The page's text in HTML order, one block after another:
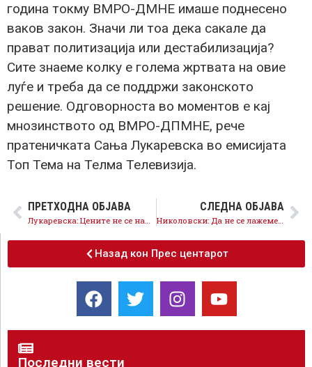
година токму ВМРО-ДМНЕ имаше поднесено
ваков закон. Значи ли тоа дека сакале да
прават политизација или дестабилизација?
Сите знаеме колку е голема жртвата на овие
луѓе и треба да се поддржи законското
решение. Одговорноста во моментов е кај
мнозинството од ВМРО-ДПМНЕ, рече
пратеничката Сања Лукаревска во емисијата
Топ Тема на Телма Телевизија.
ПРЕТХОДНА ОБЈАВА
Лукаревска: Цените не се намалија, Владата да го гледа интересот на граѓаните
СЛЕДНА ОБЈАВА
Николовски: Да не се лажеме, Владата нема цел да ја внесе земјата во ЕУ
Назад кон Прес центарот
Последни вести